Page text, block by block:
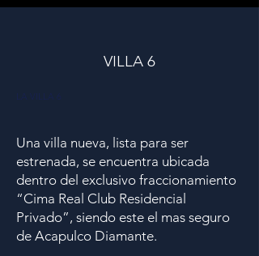
VILLA 6
LA VILLA 6
Una villa nueva, lista para ser
estrenada, se encuentra ubicada
dentro del exclusivo fraccionamiento
“Cima Real Club Residencial
Privado”, siendo este el mas seguro
de Acapulco Diamante.